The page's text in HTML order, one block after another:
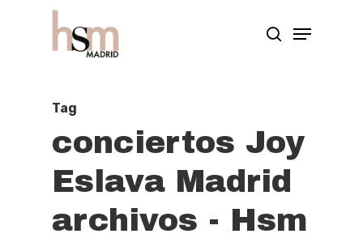
Tag
conciertos Joy
Eslava Madrid
archivos - Hsm